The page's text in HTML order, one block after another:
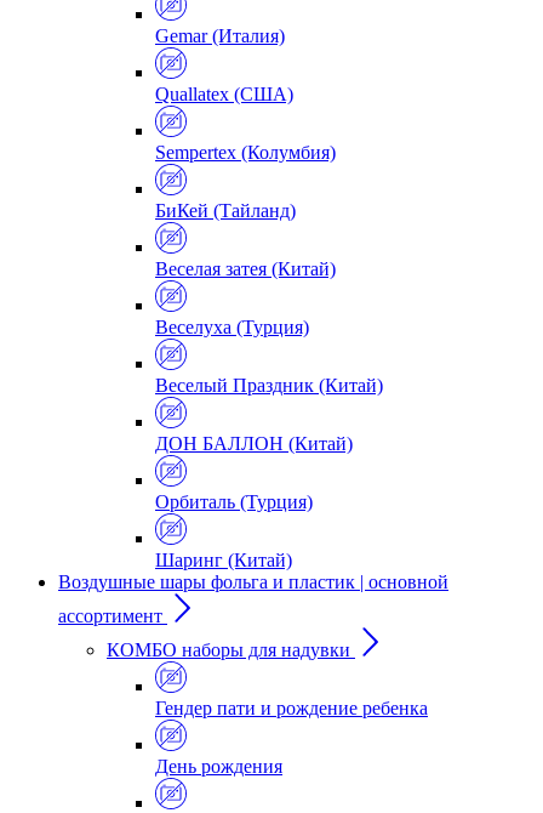
Gemar (Италия)
Quallatex (США)
Sempertex (Колумбия)
БиКей (Тайланд)
Веселая затея (Китай)
Веселуха (Турция)
Веселый Праздник (Китай)
ДОН БАЛЛОН (Китай)
Орбиталь (Турция)
Шаринг (Китай)
Воздушные шары фольга и пластик | основной
ассортимент
КОМБО наборы для надувки
Гендер пати и рождение ребенка
День рождения